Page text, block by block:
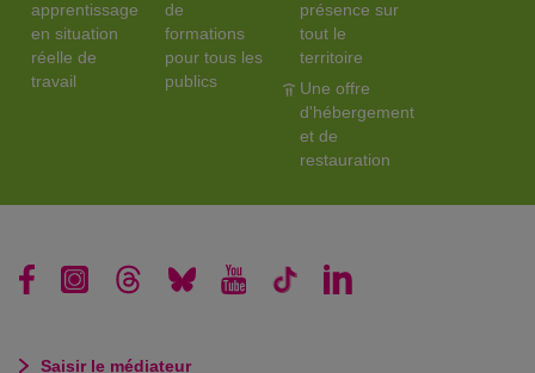
apprentissage
en situation
réelle de
travail
de
formations
pour tous les
publics
présence sur
tout le
territoire
Une offre
d'hébergement
et de
restauration
Saisir le médiateur